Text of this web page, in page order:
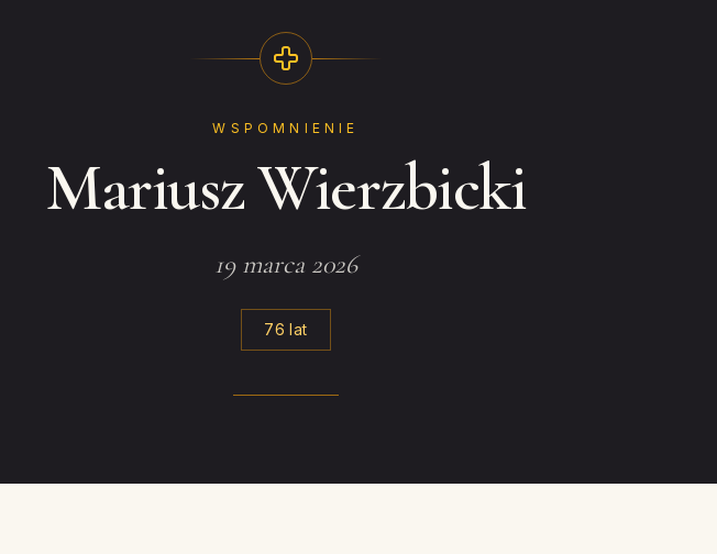
WSPOMNIENIE
Mariusz Wierzbicki
19 marca 2026
76 lat